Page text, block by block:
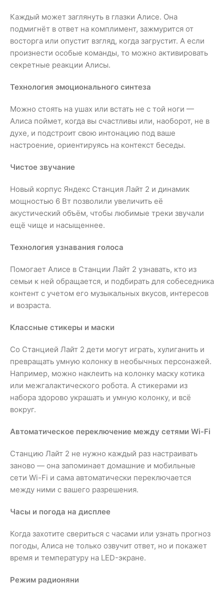
Каждый может заглянуть в глазки Алисе. Она
подмигнёт в ответ на комплимент, зажмурится от
восторга или опустит взгляд, когда загрустит. А если
произнести особые команды, то можно активировать
секретные реакции Алисы.
Технология эмоционального синтеза
Можно стоять на ушах или встать не с той ноги —
Алиса поймет, когда вы счастливы или, наоборот, не в
духе, и подстроит свою интонацию под ваше
настроение, ориентируясь на контекст беседы.
Чистое звучание
Новый корпус Яндекс Станция Лайт 2 и динамик
мощностью 6 Вт позволили увеличить её
акустический объём, чтобы любимые треки звучали
ещё чище и насыщеннее.
Технология узнавания голоса
Помогает Алисе в Станции Лайт 2 узнавать, кто из
семьи к ней обращается, и подбирать для собеседника
контент с учетом его музыкальных вкусов, интересов
и возраста.
Классные стикеры и маски
Со Станцией Лайт 2 дети могут играть, хулиганить и
превращать умную колонку в необычных персонажей.
Например, можно наклеить на колонку маску котика
или межгалактического робота. А стикерами из
набора здорово украшать и умную колонку, и всё
вокруг.
Автоматическое переключение между сетями Wi-Fi
Станцию Лайт 2 не нужно каждый раз настраивать
заново — она запоминает домашние и мобильные
сети Wi-Fi и сама автоматически переключается
между ними с вашего разрешения.
Часы и погода на дисплее
Когда захотите свериться с часами или узнать прогноз
погоды, Алиса не только озвучит ответ, но и покажет
время и температуру на LED-экране.
Режим радионяни